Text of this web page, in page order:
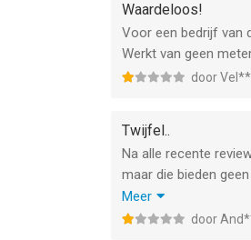
Waardeloos!
Voor een bedrijf van
Werkt van geen
door
Twijfel..
Na alle recente
maar die bieden
vele klachten over
**Update: Postcode
Meer
door